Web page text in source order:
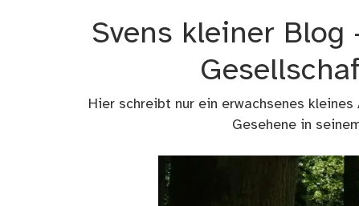
Svens kleiner Blog
Hier schreibt nur ein erwachsenes
Gesehene in